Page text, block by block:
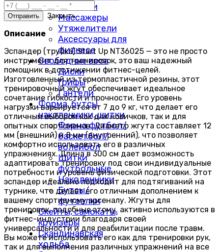
Скакалки
Массажеры
Утяжелители
Аксессуары для
фитнеса
Свободные веса
Диски
Грифы
Гантели
Форма, бутсы,
наколенники, щитки
Форма футбол/
баскетбол/
волейбол
Щитки
футбольные
Наколенники
Бутсы/
футзалки
Скейты, самокаты,
круизёры
Скандинавская
ходьба
Закрыть
Описание
Эспандер (трубка) Start Up NT36025 — это не просто
инструмент для тренировок, это ваш надежный
помощник в достижении фитнес-целей.
Изготовленный из термопластичной резины, этот
тренировочный жгут обеспечивает идеальное
сочетание гибкости и прочности. Его уровень
нагрузки варьируется от 7 до 9 кг, что делает его
отличным выбором как для новичков, так и для
опытных спортсменов. Диаметр жгута составляет 12
мм (внешний) и 8 мм (внутренний), что позволяет
комфортно использовать его в различных
упражнениях. Длина в 300 см дает возможность
адаптировать тренировку под свои индивидуальные
потребности и уровень физической подготовки. Этот
эспандер идеально подходит для подтягиваний на
турнике, что делает его отличным дополнением к
вашему спортивному арсеналу. Жгуты для
тренировок, подобные этому, активно используются в
фитнес-индустрии благодаря своей
универсальности и для реабилитации после травм.
Вы можете использовать его как для тренировки рук,
так и для выполнения различных упражнений на все